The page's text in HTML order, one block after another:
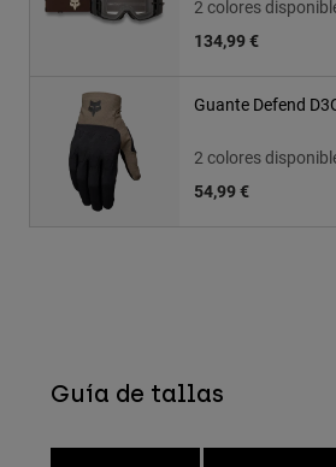
2 colores
134,99 €
Guante Defend
2 colores
54,99 €
Guía de tallas